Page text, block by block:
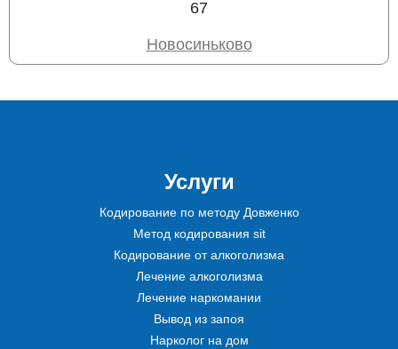
67
Новосиньково
Услуги
Кодирование по методу Довженко
Метод кодирования sit
Кодирование от алкоголизма
Лечение алкоголизма
Лечение наркомании
Вывод из запоя
Нарколог на дом